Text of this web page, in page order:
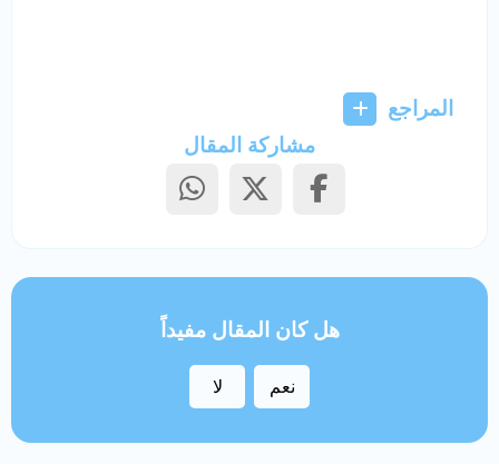
المراجع
مشاركة المقال
هل كان المقال مفيداً
نعم لا